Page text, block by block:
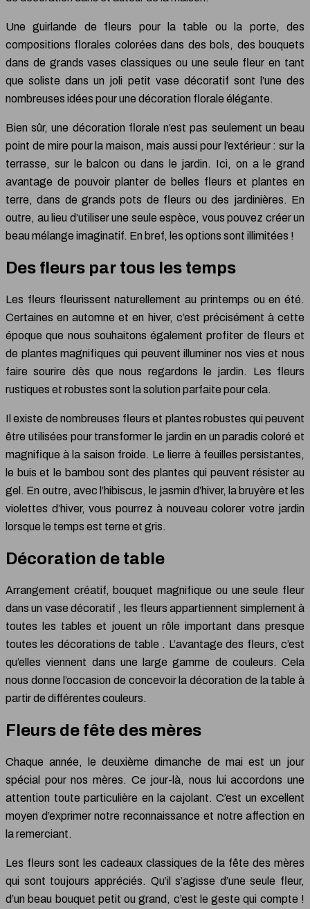
Une guirlande de fleurs pour la table ou la porte, des
compositions florales colorées dans des bols, des bouquets
dans de grands vases classiques ou une seule fleur en tant
que soliste dans un joli petit vase décoratif sont l’une des
nombreuses idées pour une décoration florale élégante.
Bien sûr, une décoration florale n’est pas seulement un beau
point de mire pour la maison, mais aussi pour l’extérieur : sur la
terrasse, sur le balcon ou dans le jardin. Ici, on a le grand
avantage de pouvoir planter de belles fleurs et plantes en
terre, dans de grands pots de fleurs ou des jardinières. En
outre, au lieu d’utiliser une seule espèce, vous pouvez créer un
beau mélange imaginatif. En bref, les options sont illimitées !
Des fleurs par tous les temps
Les fleurs fleurissent naturellement au printemps ou en été.
Certaines en automne et en hiver, c’est précisément à cette
époque que nous souhaitons également profiter de fleurs et
de plantes magnifiques qui peuvent illuminer nos vies et nous
faire sourire dès que nous regardons le jardin. Les fleurs
rustiques et robustes sont la solution parfaite pour cela.
Il existe de nombreuses fleurs et plantes robustes qui peuvent
être utilisées pour transformer le jardin en un paradis coloré et
magnifique à la saison froide. Le lierre à feuilles persistantes,
le buis et le bambou sont des plantes qui peuvent résister au
gel. En outre, avec l’hibiscus, le jasmin d’hiver, la bruyère et les
violettes d’hiver, vous pourrez à nouveau colorer votre jardin
lorsque le temps est terne et gris.
Décoration de table
Arrangement créatif, bouquet magnifique ou une seule fleur
dans un vase décoratif , les fleurs appartiennent simplement à
toutes les tables et jouent un rôle important dans presque
toutes les décorations de table . L’avantage des fleurs, c’est
qu’elles viennent dans une large gamme de couleurs. Cela
nous donne l’occasion de concevoir la décoration de la table à
partir de différentes couleurs.
Fleurs de fête des mères
Chaque année, le deuxième dimanche de mai est un jour
spécial pour nos mères. Ce jour-là, nous lui accordons une
attention toute particulière en la cajolant. C’est un excellent
moyen d’exprimer notre reconnaissance et notre affection en
la remerciant.
Les fleurs sont les cadeaux classiques de la fête des mères
qui sont toujours appréciés. Qu’il s’agisse d’une seule fleur,
d’un beau bouquet petit ou grand, c’est le geste qui compte !